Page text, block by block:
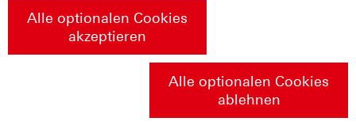
Alle optionalen Cookies
akzeptieren
Alle optionalen Cookies
ablehnen